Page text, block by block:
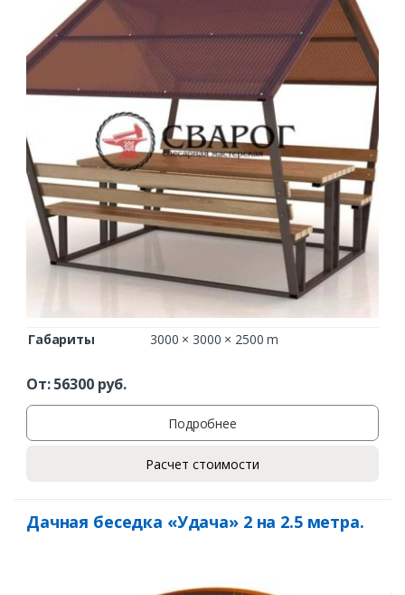
Заказать
Ваш телефон*
Комментарий к заказу
Габариты 3000 × 3000 × 2500 m
От:56300руб.
Подробнее
Расчет стоимости
Дачная беседка «Удача» 2 на 2.5 метра.